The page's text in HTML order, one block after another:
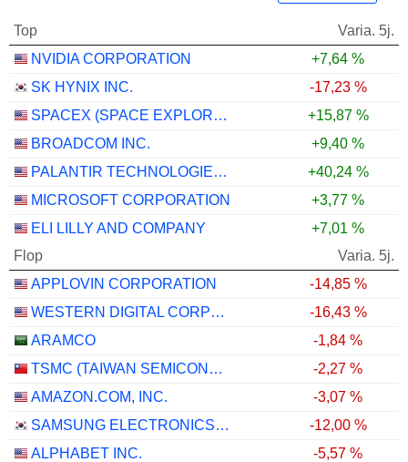
Top
Varia. 5j.
NVIDIA CORPORATION
+7,64 %
SK HYNIX INC.
-17,23 %
SPACEX (SPACE EXPLORATION TECHNOLOGIES)
+15,87 %
BROADCOM INC.
+9,40 %
PALANTIR TECHNOLOGIES INC.
+40,24 %
MICROSOFT CORPORATION
+3,77 %
ELI LILLY AND COMPANY
+7,01 %
Flop
Varia. 5j.
APPLOVIN CORPORATION
-14,85 %
WESTERN DIGITAL CORPORATION
-16,43 %
ARAMCO
-1,84 %
TSMC (TAIWAN SEMICONDUCTOR MANUFACTURING COMPANY)
-2,27 %
AMAZON.COM, INC.
-3,07 %
SAMSUNG ELECTRONICS CO., LTD.
-12,00 %
ALPHABET INC.
-5,57 %